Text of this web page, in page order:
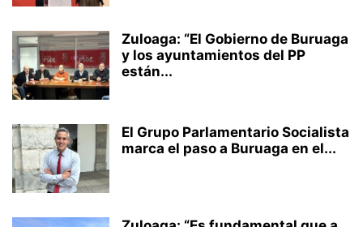
Zuloaga: “El Gobierno de Buruaga
y los ayuntamientos del PP
están...
El Grupo Parlamentario Socialista
marca el paso a Buruaga en el...